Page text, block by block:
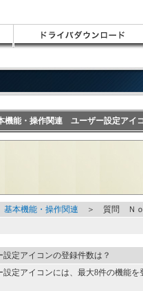
能・操作関連 ユーザー設定アイ
基本機能・操作関連 ＞ 質問 Ｎｏ
設定アイコンの登録件数は？
設定アイコンには、最大8件の機能を